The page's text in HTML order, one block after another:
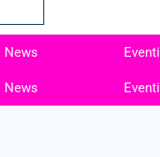
News Eventi
News Eventi